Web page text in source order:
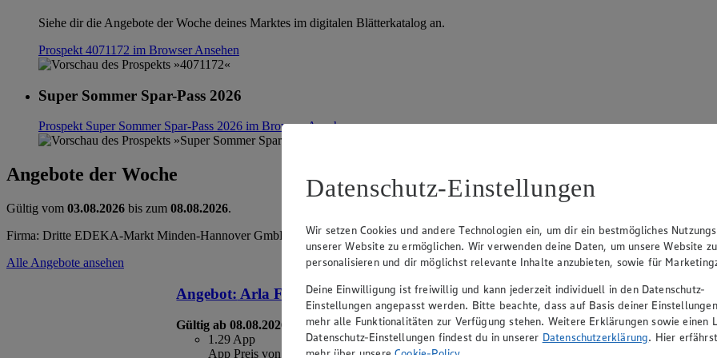
Siehe dir die Angebote der Woche deines Marktes im digitalen Blätterkatalog an.
Prospekt 4071172 im BrowserAnsehen
Super Sommer Spar-Pass 2026
Prospekt Super Sommer Spar-Pass 2026 im BrowserAnsehen
Angebote der Woche
Gültig vom 03.08.2026 bis zum 08.08.2026.
Firma: Dritte EDEKA-Markt Minden-Hannover GmbH, Wittelsbacherallee 61, 32427 Minden
Alle Angebote ansehen
Angebot: Arla Finello
Gültig ab 08.08.2026
1.29 App
App Preis von 1.29€
Angebot: Knorr Grill- und
Würzsaucen
Gültig ab 08.08.2026
Gültig ab
Datenschutz-Einstellungen
Wir setzen Cookies und andere Technologien ein, um dir ein bestmögliches
unserer Website zu ermöglichen. Wir verwenden deine Daten, um unsere Website zu
personalisieren und dir möglichst relevante Inhalte anzubieten, sowie für
Deine Einwilligung ist freiwillig und kann jederzeit individuell in den Datenschutz-
Einstellungen angepasst werden. Bitte beachte, dass auf Basis deiner
mehr alle Funktionalitäten zur Verfügung stehen. Weitere Erklärungen sowie einen
Datenschutz-Einstellungen findest du in unserer Datenschutzerklärung. Hier
mehr über unsereCookie-Policy.